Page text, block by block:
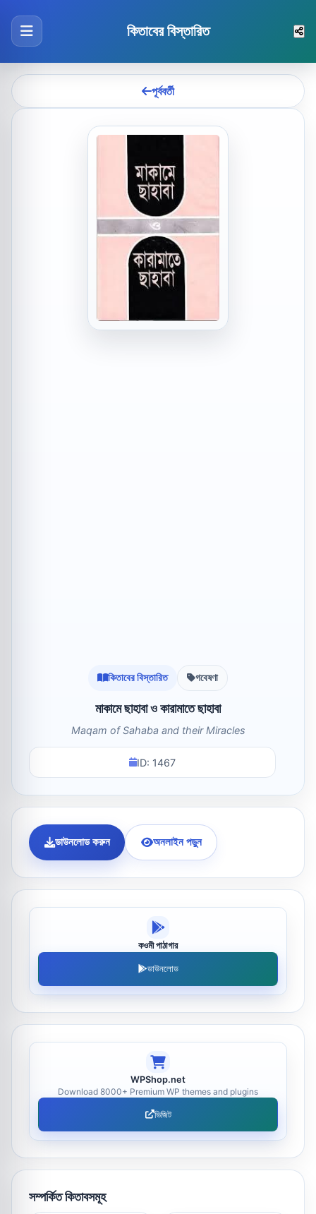
কিতাবের বিস্তারিত
পূর্ববর্তী
কিতাবের বিস্তারিত গবেষণা
মাকামে ছাহাবা ও কারামাতে ছাহাবা
Maqam of Sahaba and their Miracles
ID: 1467
ডাউনলোড করুন অনলাইন পড়ুন
কওমী পাঠাগার
ডাউনলোড
WPShop.net
Download 8000+ Premium WP themes and plugins
ভিজিট
সম্পর্কিত কিতাবসমূহ